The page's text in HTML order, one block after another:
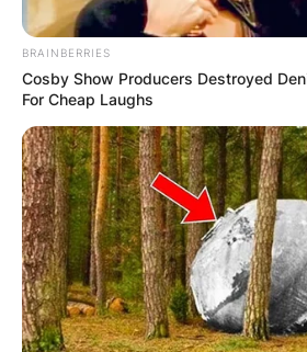
BRAINBERRIES
Cosby Show Producers Destroyed
For Cheap Laughs